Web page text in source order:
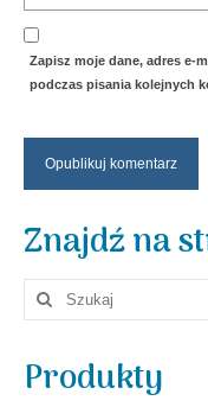
Zapisz moje dane, adres e-
podczas pisania kolejnych
Znajdź na
Szuklaj
Produkty